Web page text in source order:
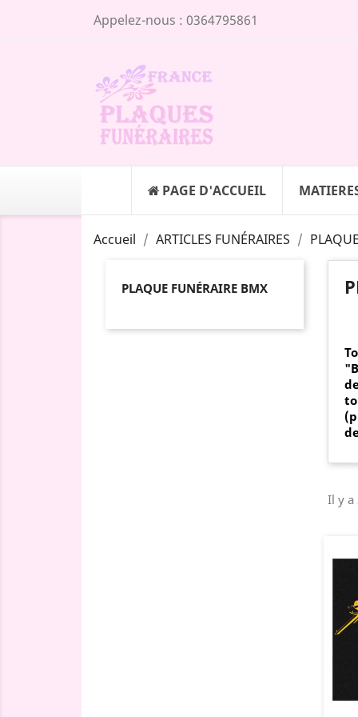
Appelez-nous : 0364795861
PAGE D'ACCUEIL
Accueil ARTICLES FUNÉRAIRES
PLAQUE FUNÉRAIRE BMX
Il y a